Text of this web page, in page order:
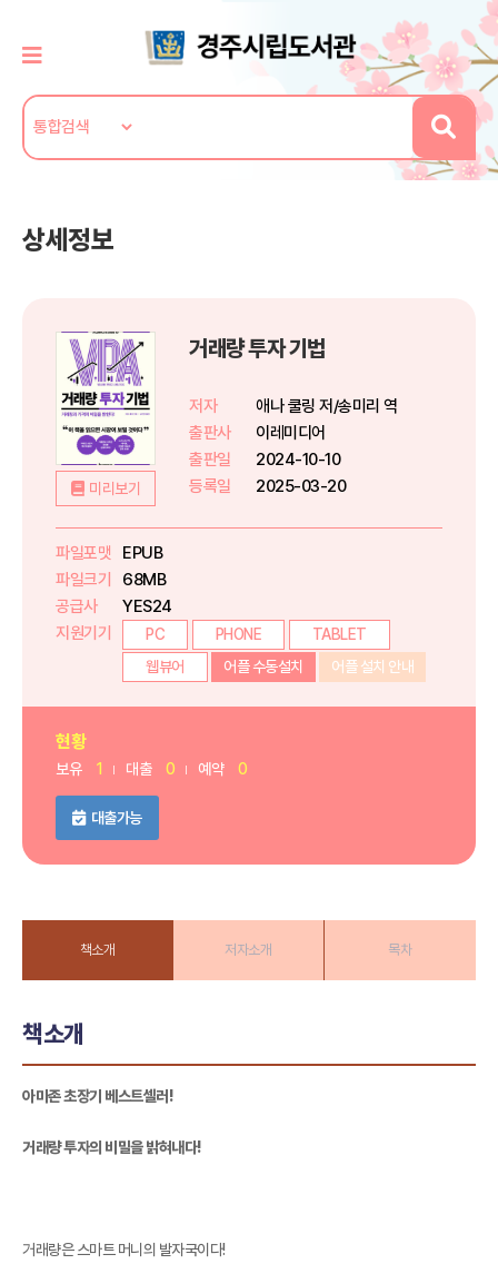
상세정보
미리보기
거래량 투자 기법
저자
애나 쿨링 저/송미리 역
출판사
이레미디어
출판일
2024-10-10
등록일
2025-03-20
파일포맷
EPUB
파일크기
68MB
공급사
YES24
지원기기
PC PHONE
TABLET
웹뷰어
어플 수동설치 어플 설치 안내
현황
보유 1 대출 0 예약 0
대출가능
책소개 저자소개 목차
책소개
아마존 초장기 베스트셀러!
거래량 투자의 비밀을 밝혀내다!
거래량은 스마트 머니의 발자국이다!